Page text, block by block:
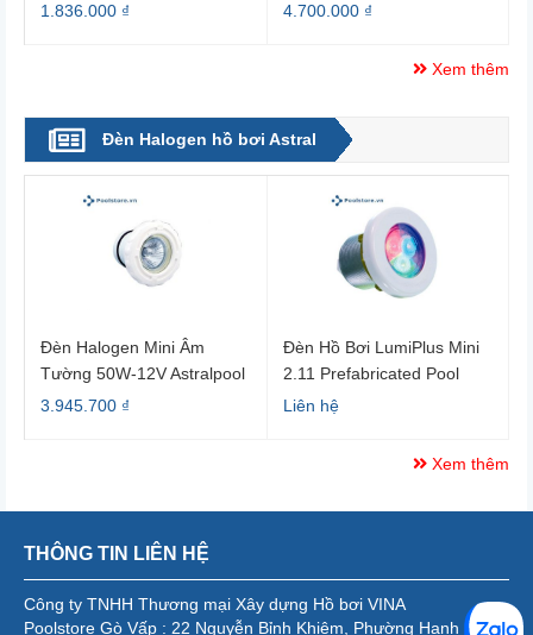
1.836.000 ₫
4.700.000 ₫
Xem thêm
Đèn Halogen hồ bơi Astral
Đèn Halogen Mini Âm
Tường 50W-12V Astralpool
33684
3.945.700 ₫
Đèn Hồ Bơi LumiPlus Mini
2.11 Prefabricated Pool
Liên hệ
Xem thêm
THÔNG TIN LIÊN HỆ
Công ty TNHH Thương mại Xây dựng Hồ bơi VINA
Poolstore Gò Vấp : 22 Nguyễn Bỉnh Khiêm, Phường Hạnh